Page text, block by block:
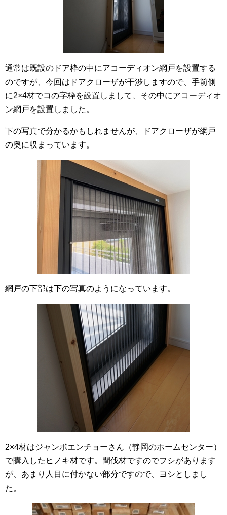
通常は既設のドア枠の中にアコーディオン網戸を設置する
のですが、今回はドアクローザが干渉しますので、手前側
に2×4材でコの字枠を設置しまして、その中にアコーディオ
ン網戸を設置しました。
下の写真で分かるかもしれませんが、ドアクローザが網戸
の奥に収まっています。
網戸の下部は下の写真のようになっています。
2×4材はジャンボエンチョーさん（静岡のホームセンター）
で購入したヒノキ材です。間伐材ですのでフシがあります
が、あまり人目に付かない部分ですので、ヨシとしまし
た。